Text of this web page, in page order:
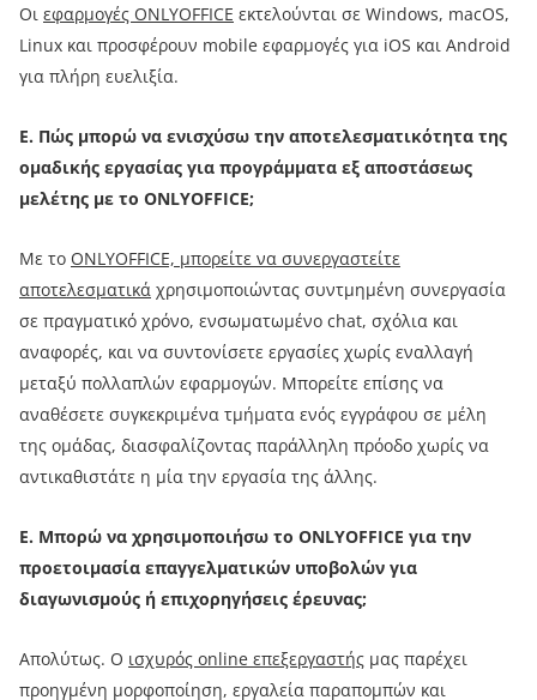
Οι εφαρμογές ONLYOFFICE εκτελούνται σε Windows, macOS,
Linux και προσφέρουν mobile εφαρμογές για iOS και Android
για πλήρη ευελιξία.
Ε. Πώς μπορώ να ενισχύσω την αποτελεσματικότητα της
ομαδικής εργασίας για προγράμματα εξ αποστάσεως
μελέτης με το ONLYOFFICE;
Με το ONLYOFFICE, μπορείτε να συνεργαστείτε
αποτελεσματικά χρησιμοποιώντας συντμημένη συνεργασία
σε πραγματικό χρόνο, ενσωματωμένο chat, σχόλια και
αναφορές, και να συντονίσετε εργασίες χωρίς εναλλαγή
μεταξύ πολλαπλών εφαρμογών. Μπορείτε επίσης να
αναθέσετε συγκεκριμένα τμήματα ενός εγγράφου σε μέλη
της ομάδας, διασφαλίζοντας παράλληλη πρόοδο χωρίς να
αντικαθιστάτε η μία την εργασία της άλλης.
Ε. Μπορώ να χρησιμοποιήσω το ONLYOFFICE για την
προετοιμασία επαγγελματικών υποβολών για
διαγωνισμούς ή επιχορηγήσεις έρευνας;
Απολύτως. Ο ισχυρός online επεξεργαστής μας παρέχει
προηγμένη μορφοποίηση, εργαλεία παραπομπών και